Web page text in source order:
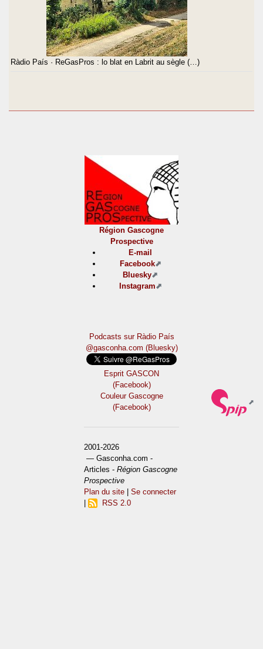
Ràdio País · ReGasPros : lo blat en Labrit au sègle (…)
Région Gascogne
Prospective
E-mail
Facebook
Bluesky
Instagram
Podcasts sur Ràdio País
@gasconha.com (Bluesky)
Esprit GASCON
(Facebook)
Couleur Gascogne
(Facebook)
2001-2026
— Gasconha.com -
Articles -Région Gascogne
Prospective
Plan du site |Se connecter
RSS 2.0